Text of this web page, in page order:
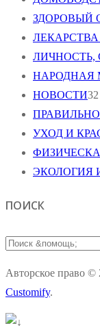
ЗДОРОВЫЙ
ЛИЧНОСТЬ,
НАРОДНАЯ
НОВОСТИ32
УХОД И
ЭКОЛОГИЯ
ПОИСК
Найти:
Авторское
Customify.